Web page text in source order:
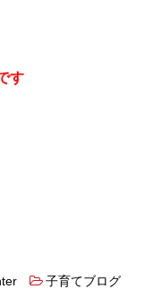
す
子育てブログ